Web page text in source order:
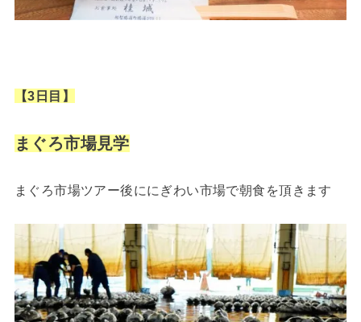
【3日目】
まぐろ市場見学
まぐろ市場ツアー後ににぎわい市場で朝食を頂きます